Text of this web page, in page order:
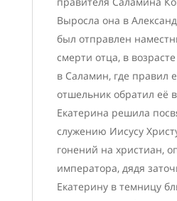
Выросла она в
был отправлен
смерти отца, в
в Саламин, где правил
отшельник обратил её
Екатерина решила
служению Иисусу
гонений на христиан,
императора, дядя
Екатерину в темницу